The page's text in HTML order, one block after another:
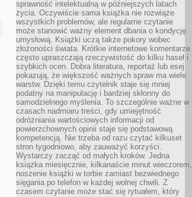
sprawność intelektualną w późniejszych latach
życia. Oczywiście sama książka nie rozwiąże
wszystkich problemów, ale regularne czytanie
może stanowić ważny element dbania o kondycję
umysłową. Książki uczą także pokory wobec
złożoności świata. Krótkie internetowe komentarze
często upraszczają rzeczywistość do kilku haseł i
szybkich ocen. Dobra literatura, reportaż lub esej
pokazują, że większość ważnych spraw ma wiele
warstw. Dzięki temu czytelnik staje się mniej
podatny na manipulację i bardziej skłonny do
samodzielnego myślenia. To szczególnie ważne w
czasach nadmiaru treści, gdy umiejętność
odróżniania wartościowych informacji od
powierzchownych opinii staje się podstawową
kompetencją. Nie trzeba od razu czytać kilkuset
stron tygodniowo, aby zauważyć korzyści.
Wystarczy zacząć od małych kroków. Jedna
książka miesięcznie, kilkanaście minut wieczorem,
noszenie książki w torbie zamiast bezwiednego
sięgania po telefon w każdej wolnej chwili. Z
czasem czytanie może stać się rytuałem, który